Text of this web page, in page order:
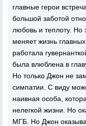
главные герои
большой заботой
любовь и теплоту. Но
меняет жизнь
работала
была влюблена в
Но только Джон не
симпатии. С виду
наивная особа,
нелегкой жизни. Но
МГБ. Но Джон